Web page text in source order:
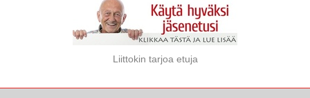
Liittokin tarjoa etuja